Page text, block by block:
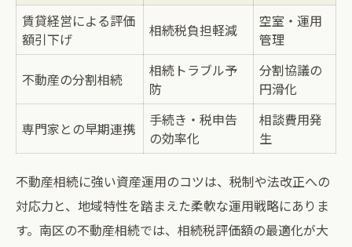
賃貸経営による評価
額引下げ
相続税負担軽減
空室・運用
管理
不動産の分割相続
相続トラブル予
防
分割協議の
円滑化
専門家との早期連携
手続き・税申告
の効率化
相談費用発
生
不動産相続に強い資産運用のコツは、税制や法改正への
対応力と、地域特性を踏まえた柔軟な運用戦略にありま
す。南区の不動産相続では、相続税評価額の最適化が大